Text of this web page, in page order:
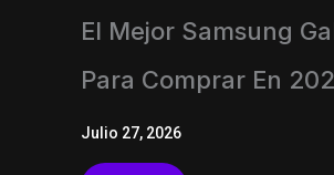
El Mejor Samsung
Para Comprar En
Julio 27, 2026